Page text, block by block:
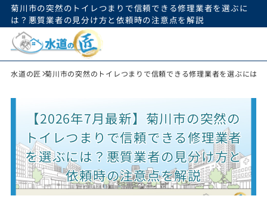
菊川市の突然のトイレつまりで信頼できる修理業者を選ぶに
は？悪質業者の見分け方と依頼時の注意点を解説
水道の匠 菊川市の突然のトイレつまりで信頼できる修理業者を選ぶには
【2026年7月最新】菊川市の突然の
トイレつまりで信頼できる修理業者
を選ぶには？悪質業者の見分け方と
依頼時の注意点を解説